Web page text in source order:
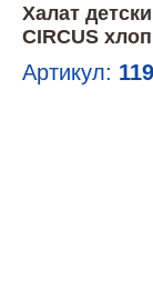
Халат
CIRCUS
Артикул: